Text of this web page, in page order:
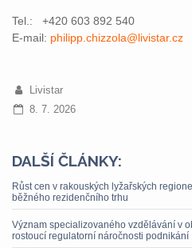
Tel.: +420 603 892 540
E-mail: philipp.chizzola@livistar.cz
Livistar
8. 7. 2026
DALŠÍ ČLÁNKY:
Růst cen v rakouských lyžařských
běžného rezidenčního trhu
Význam specializovaného vzdělávání v
rostoucí regulatorní náročnosti podnikání